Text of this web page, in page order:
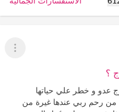
عرض
؟
عدو و خطر علي حياتها
من رحم ربي عندها غيرة من